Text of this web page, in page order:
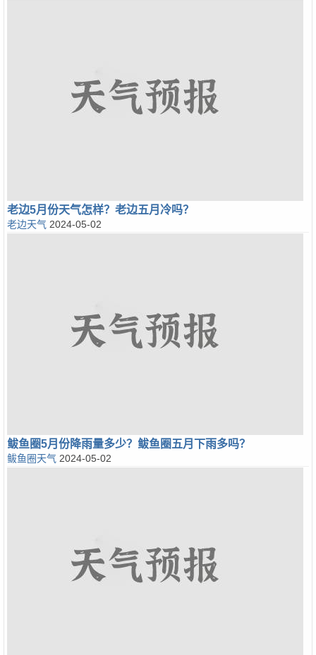
老边5月份天气怎样？老边五月冷吗？
老边天气 2024-05-02
鲅鱼圈5月份降雨量多少？鲅鱼圈五月下雨多吗？
鲅鱼圈天气 2024-05-02